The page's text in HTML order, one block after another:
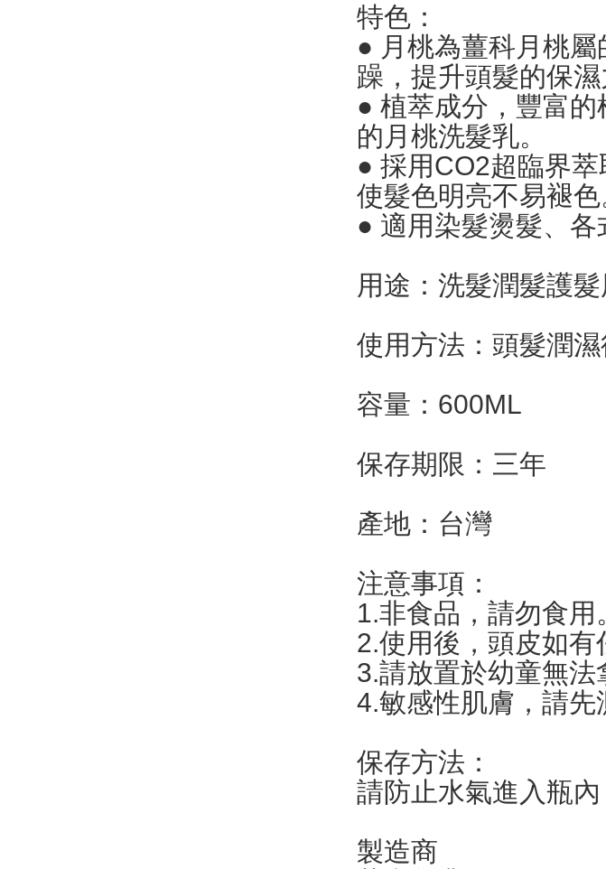
特色：
● 月桃為薑科月桃
躁，提升頭髮的保濕
● 植萃成分，豐富
的月桃洗髮乳。
● 採用CO2超臨界
使髮色明亮不易褪色
● 適用染髮燙髮、各
用途：洗髮潤髮護髮
使用方法：頭髮潤
容量：600ML
保存期限：三年
產地：台灣
注意事項：
1.非食品，請勿食用
2.使用後，頭皮如有
3.請放置於幼童無法
4.敏感性肌膚，請先
保存方法：
請防止水氣進入瓶內
製造商